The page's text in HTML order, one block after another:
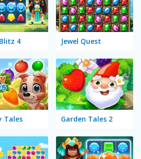
4 Jewel Quest
Tales Garden Tales 2